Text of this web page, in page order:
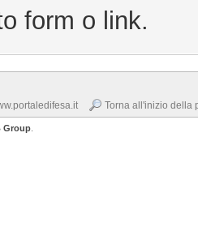
form o link.
Torna all'inizio della
Group